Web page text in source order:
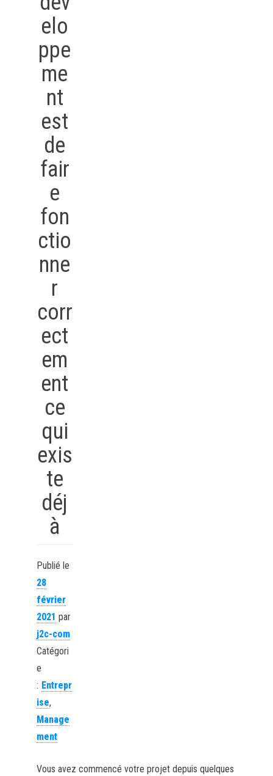
elo
ppe
me
nt
est
de
fair
e
fon
ctio
nne
r
corr
ect
em
ent
ce
qui
exis
te
déj
à
Publié le
28
février
2021 par
j2c-com
Catégori
e
: Entrepr
ise,
Manage
ment
Vous avez commencé votre projet depuis quelques